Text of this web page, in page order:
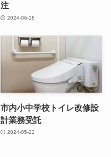
注
2024-06-18
市内小中学校トイレ改修設
計業務受託
2024-05-22